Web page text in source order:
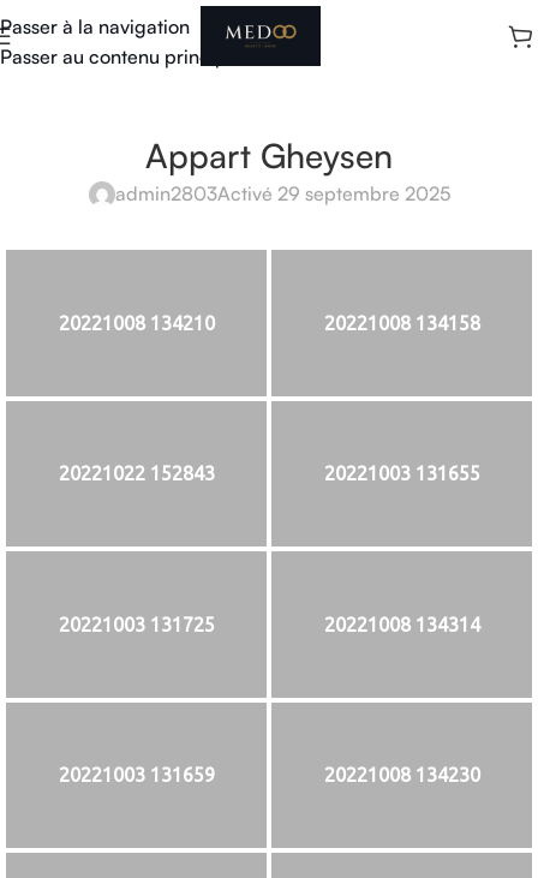
Passer à la navigation
Passer au contenu principal
Appart Gheysen
admin2803Activé 29 septembre 2025
20221008 134210 20221008 134158
20221022 152843 20221003 131655
20221003 131725 20221008 134314
20221003 131659 20221008 134230